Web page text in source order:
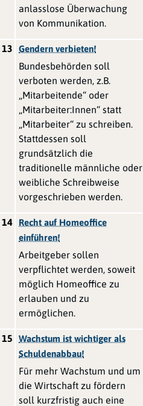
anlasslose Überwachung
von Kommunikation.
13 Gendern verbieten!
Bundesbehörden soll
verboten werden, z.B.
„Mitarbeitende“ oder
„Mitarbeiter:Innen“ statt
„Mitarbeiter“ zu schreiben.
Stattdessen soll
grundsätzlich die
traditionelle männliche oder
weibliche Schreibweise
vorgeschrieben werden.
14
Recht auf Homeoffice
einführen!
Arbeitgeber sollen
verpflichtet werden, soweit
möglich Homeoffice zu
erlauben und zu
ermöglichen.
15
Wachstum ist wichtiger als
Schuldenabbau!
Für mehr Wachstum und um
die Wirtschaft zu fördern
soll kurzfristig auch eine